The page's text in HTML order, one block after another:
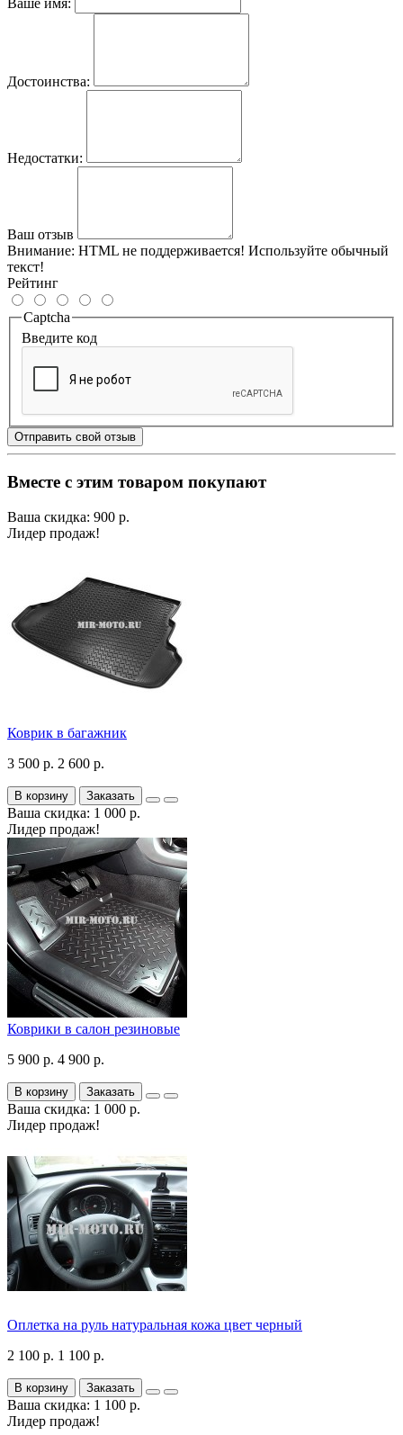
Достоинства:
Недостатки:
Ваш отзыв
Внимание: HTML не поддерживается! Используйте обычный
текст!
Рейтинг
Captcha
Введите код
Отправить свой отзыв
Вместе с этим товаром покупают
Ваша скидка: 900 р.
Лидер продаж!
Коврик в багажник
3 500 р. 2 600 р.
В корзину Заказать
Ваша скидка: 1 000 р.
Лидер продаж!
Коврики в салон резиновые
5 900 р. 4 900 р.
В корзину Заказать
Ваша скидка: 1 000 р.
Лидер продаж!
Оплетка на руль натуральная кожа цвет черный
2 100 р. 1 100 р.
В корзину Заказать
Ваша скидка: 1 100 р.
Лидер продаж!